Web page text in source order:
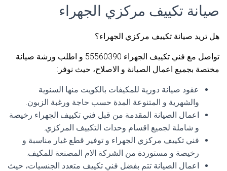
صيانة تكييف مركزي الجهراء
هل تريد صيانة تكييف مركزي الجهراء؟
تواصل مع فني تكييف الجهراء 55560390 و اطلب ورشة صيانة
مختصة بجميع اعمال الصيانة و الاصلاح، حيث نوفر:
عقود صيانة دورية للمكيفات بالكويت منها السنوية
والشهرية و المتنوعة المدة حسب حاجة ورغبة الزبون.
اعمال الصيانة المقدمة من قبل فني تكييف الجهراء رخيصة
و شاملة لجميع اقسام وحدات التكييف المركزي.
فني تكييف مركزي الجهراء و توفير قطع غيار مناسبة و
رخيصة و مستوردة من الشركة الام المصنعة للمكيف.
اعمال الصيانة تتم بفضل فني تكييف متعدد الجنسيات، حيث